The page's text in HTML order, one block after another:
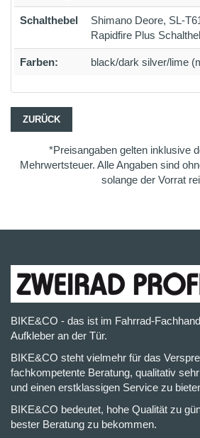
Schalthebel
Shimano Deore, SL-
Rapidfire Plus
Farben: black/dark silver/lime
ZURÜCK
*Preisangaben gelten inklusive
Mehrwertsteuer. Alle Angaben sind
solange der Vorrat
BIKE&CO - das ist im Fahrrad-
Aufkleber an der Tür.
BIKE&CO steht vielmehr für das
fachkompetente Beratung, qualitativ
und einen erstklassigen Service zu
BIKE&CO bedeutet, hohe Qualität zu
bester Beratung zu bekommen.